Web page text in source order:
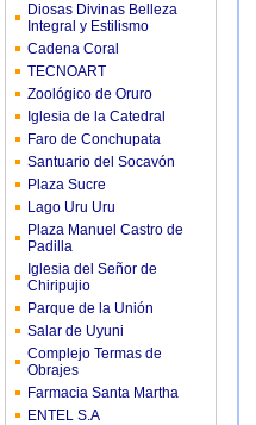
Diosas Divinas Belleza
Integral y Estilismo
Cadena Coral
TECNOART
Zoológico de Oruro
Iglesia de la Catedral
Faro de Conchupata
Santuario del Socavón
Plaza Sucre
Lago Uru Uru
Plaza Manuel Castro de
Padilla
Iglesia del Señor de
Chiripujio
Parque de la Unión
Salar de Uyuni
Complejo Termas de
Obrajes
Farmacia Santa Martha
ENTEL S.A